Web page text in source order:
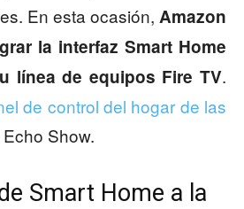
En esta ocasión, Amazon
la interfaz Smart Home
línea de equipos Fire TV.
de control del hogar de las
Show.
Smart Home a la